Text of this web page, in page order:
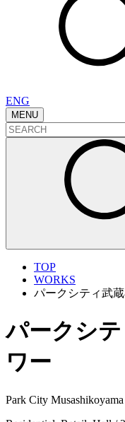
ENG
MENU
TOP
WORKS
パークシティ武
パークシ
ワー
Park City